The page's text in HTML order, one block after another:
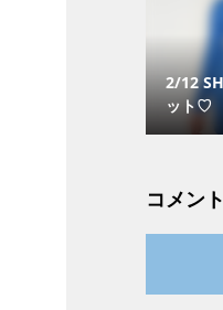
2/12
ット♡
コメント